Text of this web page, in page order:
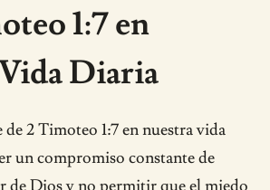
1:7 en
Diaria
2 Timoteo 1:7 en nuestra vida
un compromiso constante de